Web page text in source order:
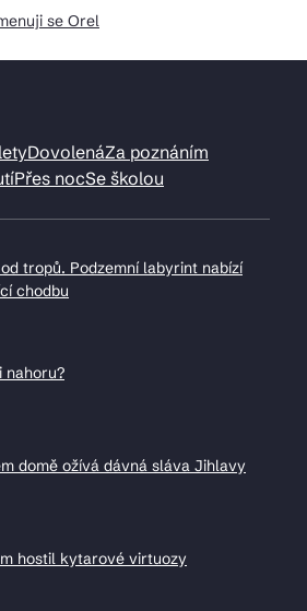
se Orel
DovolenáZa poznáním
Přes nocSe školou
tropů. Podzemní labyrint nabízí
chodbu
nahoru?
domě ožívá dávná sláva Jihlavy
hostil kytarové virtuozy